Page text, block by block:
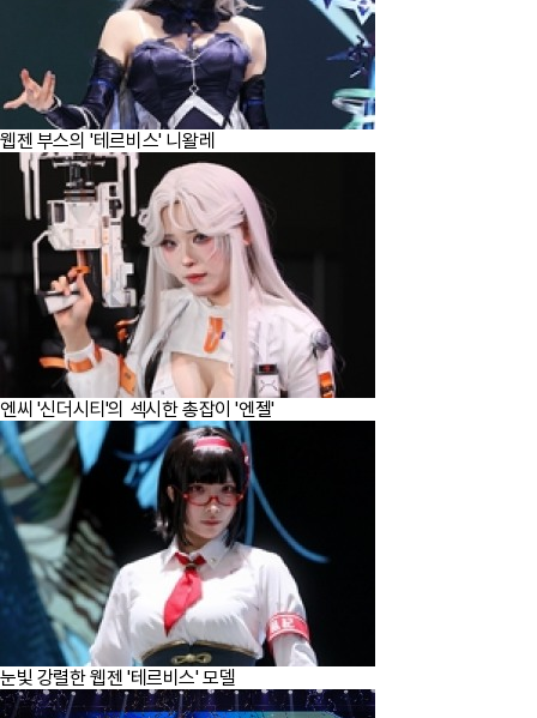
웹젠 부스의 '테르비스' 니왈레
엔씨 '신더시티'의 섹시한 총잡이 '엔젤'
눈빛 강렬한 웹젠 '테르비스' 모델